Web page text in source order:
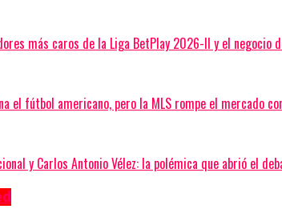
más caros de la Liga BetPlay 2026-II y el negocio
el fútbol americano, pero la MLS rompe el mercado
y Carlos Antonio Vélez: la polémica que abrió el